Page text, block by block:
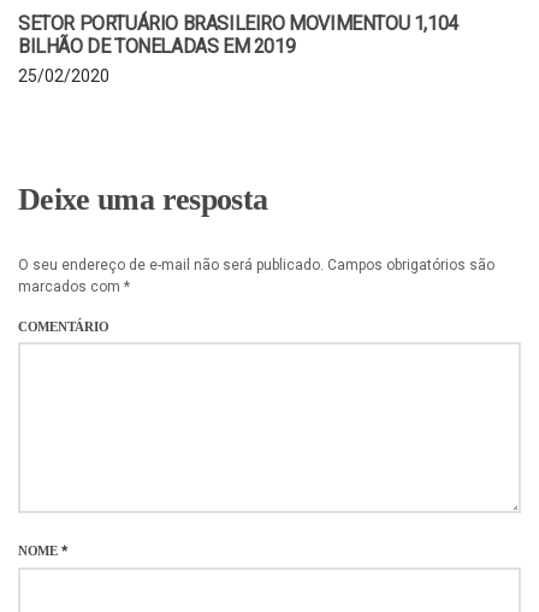
SETOR PORTUÁRIO BRASILEIRO MOVIMENTOU 1,104
BILHÃO DE TONELADAS EM 2019
25/02/2020
Deixe uma resposta
O seu endereço de e-mail não será publicado. Campos obrigatórios são
marcados com *
COMENTÁRIO
NOME *